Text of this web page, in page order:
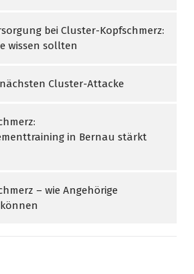
bei Cluster-Kopfschmerz:
wissen sollten
Cluster-Attacke
in Bernau stärkt
– wie Angehörige